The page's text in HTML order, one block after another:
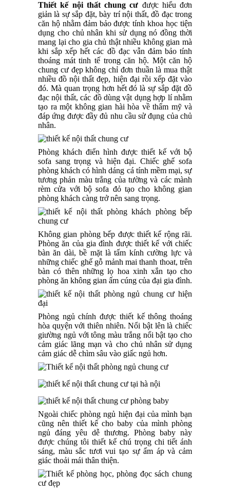
Thiết kế nội thất chung cư được hiểu đơn
giản là sự sắp đặt, bày trí nội thất, đồ đạc trong
căn hộ nhằm đảm bảo được tính khoa học tiện
dụng cho chủ nhân khi sử dụng nó đồng thời
mang lại cho gia chủ thật nhiều không gian mà
khi sắp xếp hết các đồ đạc vẫn đảm bảo tính
thoáng mát tinh tế trong căn hộ. Một căn hộ
chung cư đẹp không chỉ đơn thuần là mua thật
nhiều đồ nội thất đẹp, hiện đại rồi xếp đặt vào
đó. Mà quan trọng hơn hết đó là sự sắp đặt đồ
đạc nội thất, các đồ dùng vật dụng hợp lí nhằm
tạo ra một không gian hài hòa về thẩm mỹ và
đáp ứng được đầy đủ nhu cầu sử đụng của chủ
nhân.
Phòng khách điển hình được thiết kế với bộ
sofa sang trọng và hiện đại. Chiếc ghế sofa
phòng khách có hình dáng cá tính mềm mại, sự
tương phản màu trắng của tường và các mành
rèm cửa với bộ sofa đỏ tạo cho không gian
phòng khách càng trở nên sang trọng.
Không gian phòng bếp được thiết kế rộng rãi.
Phòng ăn của gia đình được thiết kế với chiếc
bàn ăn dài, bề mặt là tấm kính cường lực và
những chiếc ghế gỗ mảnh mai thanh thoat, trên
bàn có thên những lọ hoa xinh xắn tạo cho
phòng ăn không gian ấm cúng của đại gia đình.
Phòng ngủ chính được thiết kế thông thoáng
hòa quyện với thiên nhiên. Nổi bật lên là chiếc
giường ngủ với tông màu trắng nổi bật tạo cho
cảm giác lãng mạn và cho chủ nhân sử dụng
cảm giác dễ chìm sâu vào giấc ngủ hơn.
Ngoài chiếc phòng ngủ hiện đại của mình bạn
cũng nên thiết kế cho baby của mình phòng
ngủ đáng yêu dễ thương. Phòng baby này
được chúng tôi thiết kế chú trọng chi tiết ánh
sáng, màu sắc tươi vui tạo sự ấm áp và cảm
giác thoải mái thân thiện.